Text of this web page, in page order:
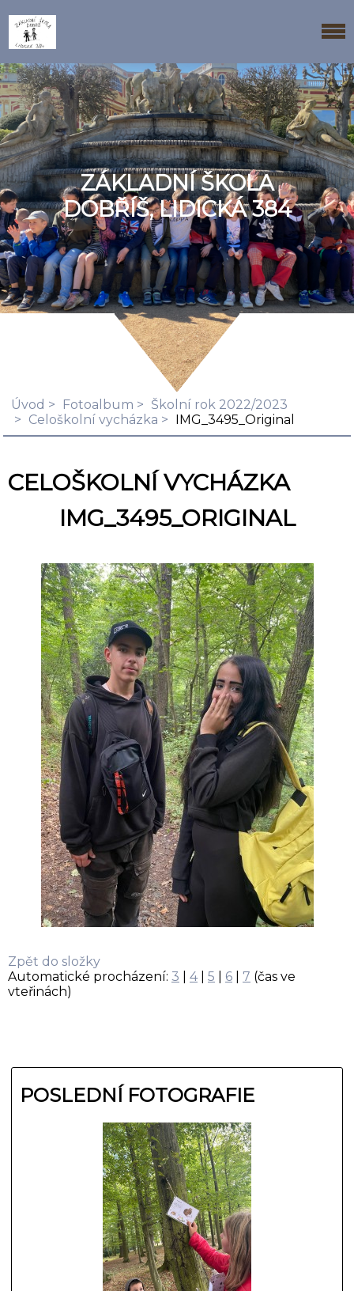
ZÁKLADNÍ ŠKOLA
DOBŘÍŠ, LIDICKÁ 384
Úvod Fotoalbum
Školní rok 2022/2023
Celoškolní vycházka
IMG_3495_Original
CELOŠKOLNÍ VYCHÁZKA
IMG_3495_ORIGINAL
Zpět do složky
Automatické procházení: 3 4| 5 6 7 (čas ve
vteřinách)
POSLEDNÍ FOTOGRAFIE